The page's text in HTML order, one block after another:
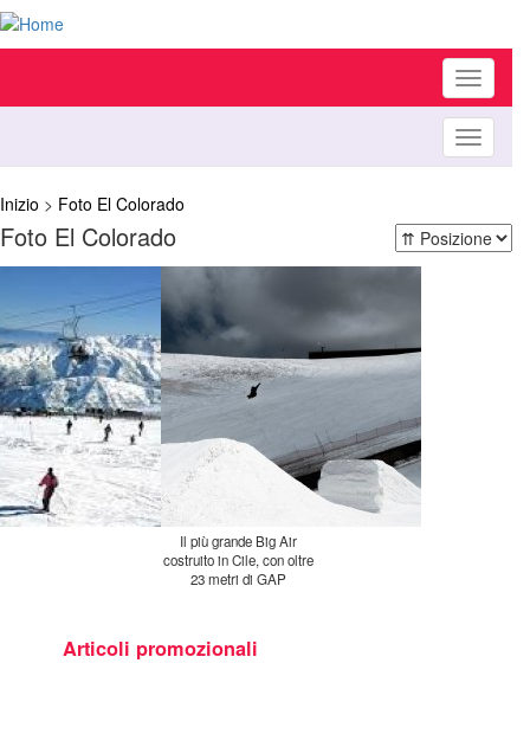
Toggle
Toggle
Inizio > Foto El Colorado
Foto El Colorado
Il più grande Big Air
costruito in Cile, con oltre
23 metri di GAP